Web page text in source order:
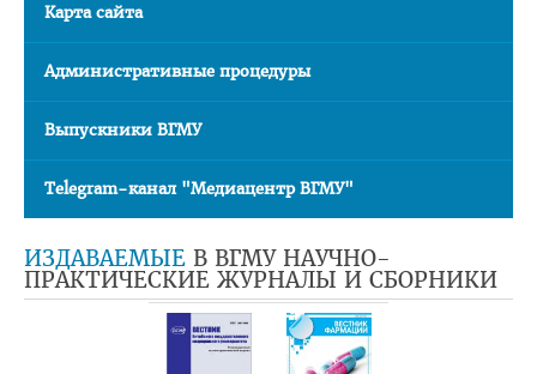
Карта сайта
Административные процедуры
Выпускники ВГМУ
Telegram-канал "Медиацентр ВГМУ"
ИЗДАВАЕМЫЕ В ВГМУ НАУЧНО-
ПРАКТИЧЕСКИЕ ЖУРНАЛЫ И СБОРНИКИ